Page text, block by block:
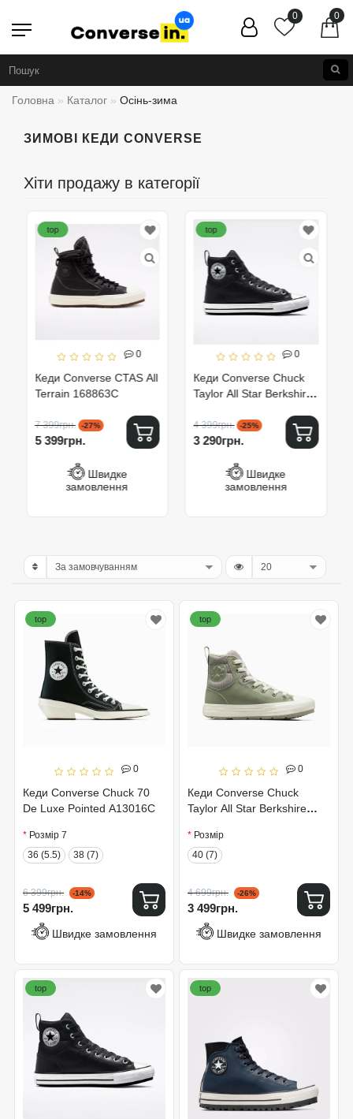
0
0
Головна Каталог Осінь-зима
ЗИМОВІ КЕДИ CONVERSE
Хіти продажу в категорії
top
0
Кеди Converse CTAS All
Terrain 168863C
7 399грн. -27%
5 399грн.
Швидке
замовлення
top
0
Кеди Converse Chuck
Taylor All Star Berkshire
4 399грн. -25%
3 290грн.
Швидке
замовлення
0
Кеди Converse Chuck 70
De Luxe Pointed A13016C
top
Розмір 7
36 (5.5)
38 (7)
6 399грн. -14%
5 499грн.
Швидке замовлення
0
Кеди Converse Chuck
Taylor All Star Berkshire
top
Розмір
40 (7)
4 699грн. -26%
3 499грн.
Швидке замовлення
top top